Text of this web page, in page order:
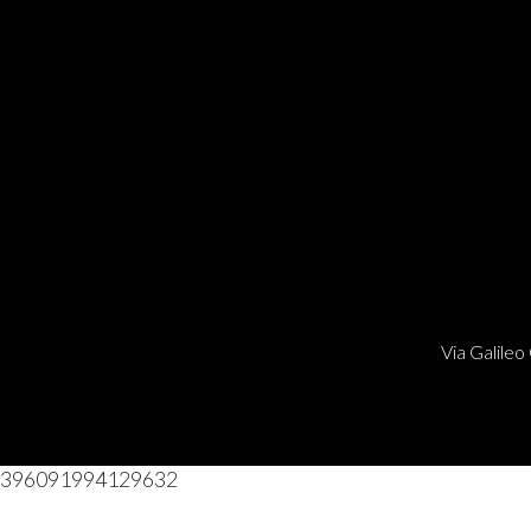
Via
396091994129632